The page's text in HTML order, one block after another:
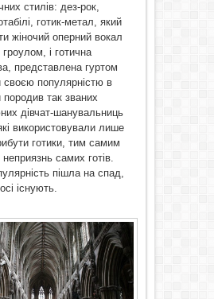
стилів: дез-рок,
готик-метал, який
жіночий оперний вокал
і готична
представлена гуртом
своєю популярністю в
породив так званих
дівчат-шанувальниць
використовували лише
готики, тим самим
самих готів.
пішла на спад,
існують.